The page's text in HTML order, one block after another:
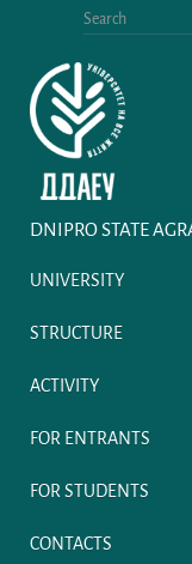
DNIPRO STATE
UNIVERSITY
STRUCTURE
ACTIVITY
FOR ENTRANTS
FOR STUDENTS
CONTACTS